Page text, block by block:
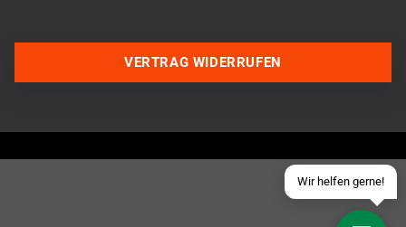
Wir helfen gerne!
Schick uns eine eMail
VERTRAG WIDERRUFEN